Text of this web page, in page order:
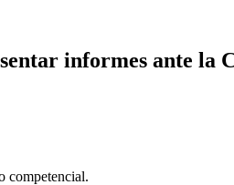
informes ante la
competencial.